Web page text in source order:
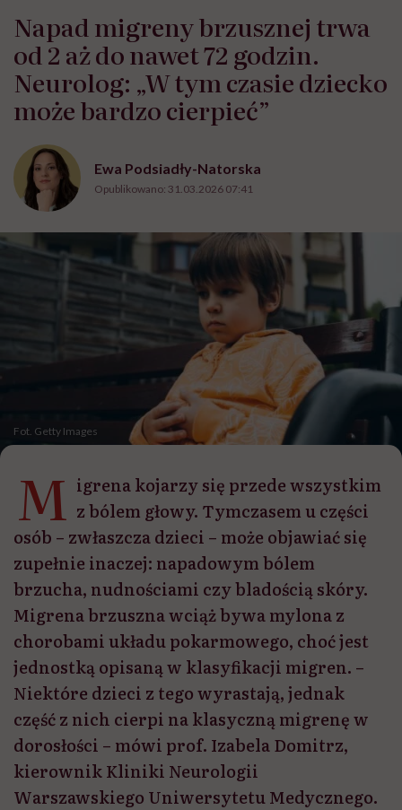
Napad migreny brzusznej trwa
od 2 aż do nawet 72 godzin.
Neurolog: „W tym czasie dziecko
może bardzo cierpieć”
Ewa Podsiadły-Natorska
Opublikowano: 31.03.2026 07:41
Fot. Getty Images
M igrena kojarzy się przede wszystkim
z bólem głowy. Tymczasem u części
osób – zwłaszcza dzieci – może objawiać się
zupełnie inaczej: napadowym bólem
brzucha, nudnościami czy bladością skóry.
Migrena brzuszna wciąż bywa mylona z
chorobami układu pokarmowego, choć jest
jednostką opisaną w klasyfikacji migren. –
Niektóre dzieci z tego wyrastają, jednak
część z nich cierpi na klasyczną migrenę w
dorosłości – mówi prof. Izabela Domitrz,
kierownik Kliniki Neurologii
Warszawskiego Uniwersytetu Medycznego.